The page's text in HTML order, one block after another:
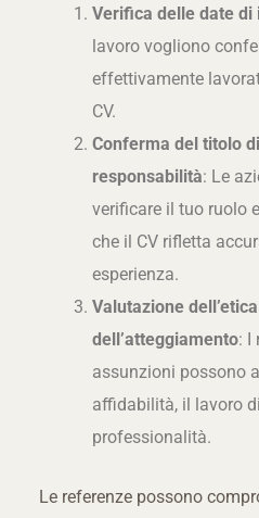
Verifica delle date di
lavoro vogliono
effettivamente
CV.
Conferma del titolo
responsabilità: Le
verificare il tuo ruolo
che il CV rifletta
esperienza.
Valutazione
dell’atteggiamento: I
assunzioni possono
affidabilità, il lavoro
professionalità.
Le referenze possono